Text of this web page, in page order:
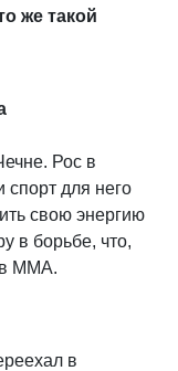
же такой
Рос в
спорт для него
свою энергию
в борьбе, что,
в ММА.
в